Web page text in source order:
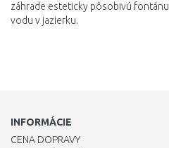
záhrade esteticky pôsobivú fontánu
vodu v jazierku.
INFORMÁCIE
CENA DOPRAVY